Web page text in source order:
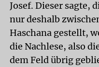
Josef. Dieser sagte,
nur deshalb
Haschana gestellt,
die Nachlese, also
dem Feld übrig